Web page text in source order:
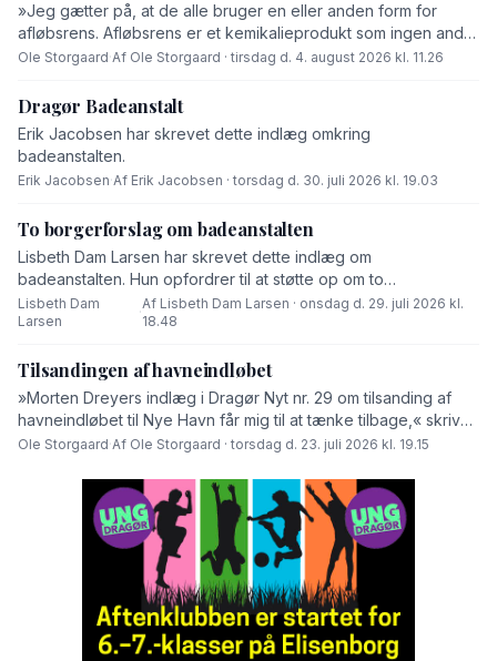
»Jeg gætter på, at de alle bruger en eller anden form for
afløbsrens. Afløbsrens er et kemikalieprodukt som ingen andre
end fabrikanten ved hvad består af,« skriver Ole Storgaard i
Ole Storgaard·Af Ole Storgaard · tirsdag d. 4. august 2026 kl. 11.26
Dragør Badeanstalt
Erik Jacobsen har skrevet dette indlæg omkring
badeanstalten.
Erik Jacobsen·Af Erik Jacobsen · torsdag d. 30. juli 2026 kl. 19.03
To borgerforslag om badeanstalten
Lisbeth Dam Larsen har skrevet dette indlæg om
badeanstalten. Hun opfordrer til at støtte op om to
borgerforslag.
Lisbeth Dam
Larsen
·
Af Lisbeth Dam Larsen · onsdag d. 29. juli 2026 kl.
18.48
Tilsandingen af havneindløbet
»Morten Dreyers indlæg i Dragør Nyt nr. 29 om tilsanding af
havneindløbet til Nye Havn får mig til at tænke tilbage,« skriver
Ole Storgaard i dette debatindlæg.
Ole Storgaard·Af Ole Storgaard · torsdag d. 23. juli 2026 kl. 19.15